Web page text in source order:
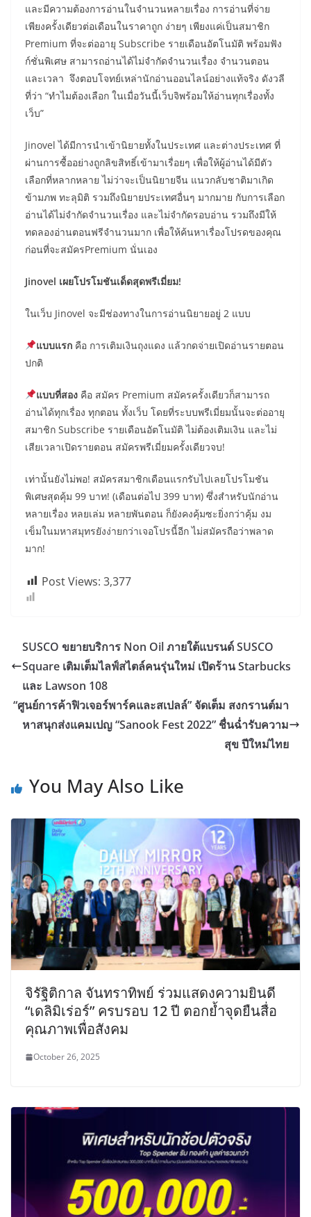
และมีความต้องการอ่านในจำนวนหลายเรื่อง การอ่านที่จ่าย
เพียงครั้งเดียวต่อเดือนในราคาถูก ง่ายๆ เพียงแค่เป็นสมาชิก
Premium ที่จะต่ออายุ Subscribe รายเดือนอัตโนมัติ พร้อมฟัง
ก์ชั่นพิเศษ สามารถอ่านได้ไม่จำกัดจำนวนเรื่อง จำนวนตอน
และเวลา จึงตอบโจทย์เหล่านักอ่านออนไลน์อย่างแท้จริง ดังวลี
ที่ว่า “ทำไมต้องเลือก ในเมื่อวันนี้เว็บจิพร้อมให้อ่านทุกเรื่องทั้ง
เว็บ”
Jinovel ได้มีการนำเข้านิยายทั้งในประเทศ และต่างประเทศ ที่
ผ่านการซื้ออย่างถูกลิขสิทธิ์เข้ามาเรื่อยๆ เพื่อให้ผู้อ่านได้มีตัว
เลือกที่หลากหลาย ไม่ว่าจะเป็นนิยายจีน แนวกลับชาติมาเกิด
ข้ามภพ ทะลุมิติ รวมถึงนิยายประเทศอื่นๆ มากมาย กับการเลือก
อ่านได้ไม่จำกัดจำนวนเรื่อง และไม่จำกัดรอบอ่าน รวมถึงมีให้
ทดลองอ่านตอนฟรีจำนวนมาก เพื่อให้ค้นหาเรื่องโปรดของคุณ
ก่อนที่จะสมัครPremium นั่นเอง
Jinovel เผยโปรโมชันเด็ดสุดพรีเมี่ยม!
ในเว็บ Jinovel จะมีช่องทางในการอ่านนิยายอยู่ 2 แบบ
แบบแรก คือ การเติมเงินถุงแดง แล้วกดจ่ายเปิดอ่านรายตอน
ปกติ
แบบที่สอง คือ สมัคร Premium สมัครครั้งเดียวก็สามารถ
อ่านได้ทุกเรื่อง ทุกตอน ทั้งเว็บ โดยที่ระบบพรีเมี่ยมนั้นจะต่ออายุ
สมาชิก Subscribe รายเดือนอัตโนมัติ ไม่ต้องเติมเงิน และไม่
เสียเวลาเปิดรายตอน สมัครพรีเมี่ยมครั้งเดียวจบ!
เท่านั้นยังไม่พอ! สมัครสมาชิกเดือนแรกรับไปเลยโปรโมชัน
พิเศษสุดคุ้ม 99 บาท! (เดือนต่อไป 399 บาท) ซึ่งสำหรับนักอ่าน
หลายเรื่อง หลยเล่ม หลายพันตอน ก็ยังคงคุ้มซะยิ่งกว่าคุ้ม งม
เข็มในมหาสมุทรยังง่ายกว่าเจอโปรนี้อีก ไม่สมัครถือว่าพลาด
มาก!
Post Views: 3,377
SUSCO ขยายบริการ Non Oil ภายใต้แบรนด์ SUSCO
Square เติมเต็มไลฟ์สไตล์คนรุ่นใหม่ เปิดร้าน Starbucks
และ Lawson 108
“ศูนย์การค้าฟิวเจอร์พาร์คและสเปลล์” จัดเต็ม สงกรานต์มา
หาสนุกส่งแคมเปญ “Sanook Fest 2022” ชื่นฉ่ำรับความ
สุข ปีใหม่ไทย
You May Also Like
จิรัฐิติกาล จันทราทิพย์ ร่วมแสดงความยินดี
“เดลิมิเร่อร์” ครบรอบ 12 ปี ตอกย้ำจุดยืนสื่อ
คุณภาพเพื่อสังคม
October 26, 2025